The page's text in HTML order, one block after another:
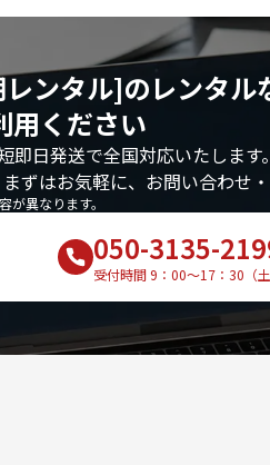
ンタル]のレンタル
用ください
日発送で全国対応いたします。
ずはお気軽に、お問い合わせ
異なります。
050-3135-
受付時間 9：00〜17：30（土